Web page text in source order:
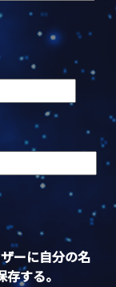
ーに自分の名
する。